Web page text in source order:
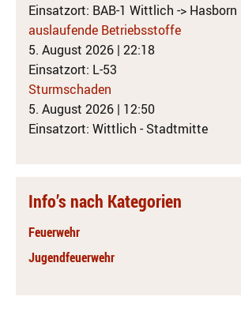
Einsatzort: BAB-1 Wittlich -> Hasborn
auslaufende Betriebsstoffe
5. August 2026 | 22:18
Einsatzort: L-53
Sturmschaden
5. August 2026 | 12:50
Einsatzort: Wittlich - Stadtmitte
Info’s nach Kategorien
Feuerwehr
Jugendfeuerwehr